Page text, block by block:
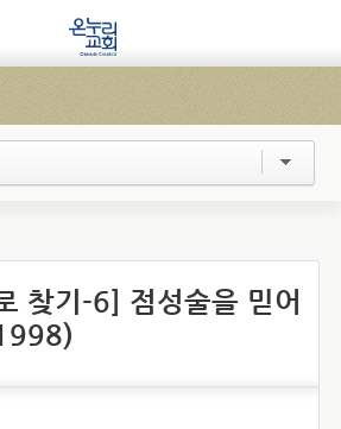
찾기-6] 점성술을 믿어